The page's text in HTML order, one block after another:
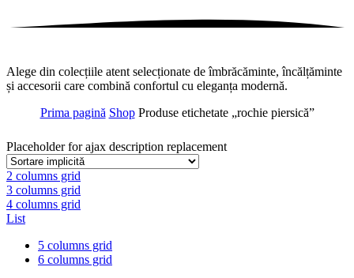
Alege din colecțiile atent selecționate de îmbrăcăminte, încălțăminte
și accesorii care combină confortul cu eleganța modernă.
Prima pagină Shop Produse etichetate „rochie piersică”
Placeholder for ajax description replacement
2 columns grid
3 columns grid
4 columns grid
List
5 columns grid
6 columns grid